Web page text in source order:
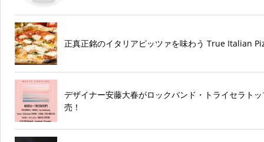
正真正銘のイタリアピッツァを味わう True Italian
デザイナー安藤大春がロックバンド・トライセラト
売！